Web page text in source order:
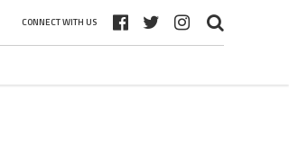
CONNECT WITH US